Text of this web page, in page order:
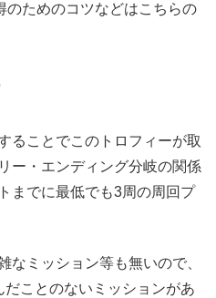
のためのコツなどはこちらの
ることでこのトロフィーが取
ー・エンディング分岐の関係
までに最低でも3周の周回プ
なミッション等も無いので、
ことのないミッションがあ